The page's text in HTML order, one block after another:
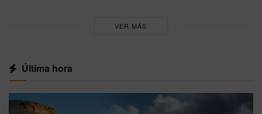
VER MÁS
Última hora